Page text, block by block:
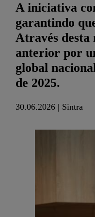
A iniciativa
garantindo
Através desta
anterior por
global
de 2025.
30.06.2026 | Sintra